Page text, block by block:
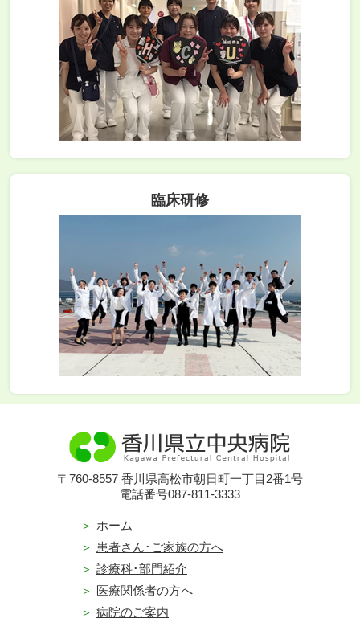
臨床研修
〒760-8557 香川県高松市朝日町一丁目2番1号
電話番号087-811-3333
ホーム
患者さん･ご家族の方へ
診療科･部門紹介
医療関係者の方へ
病院のご案内